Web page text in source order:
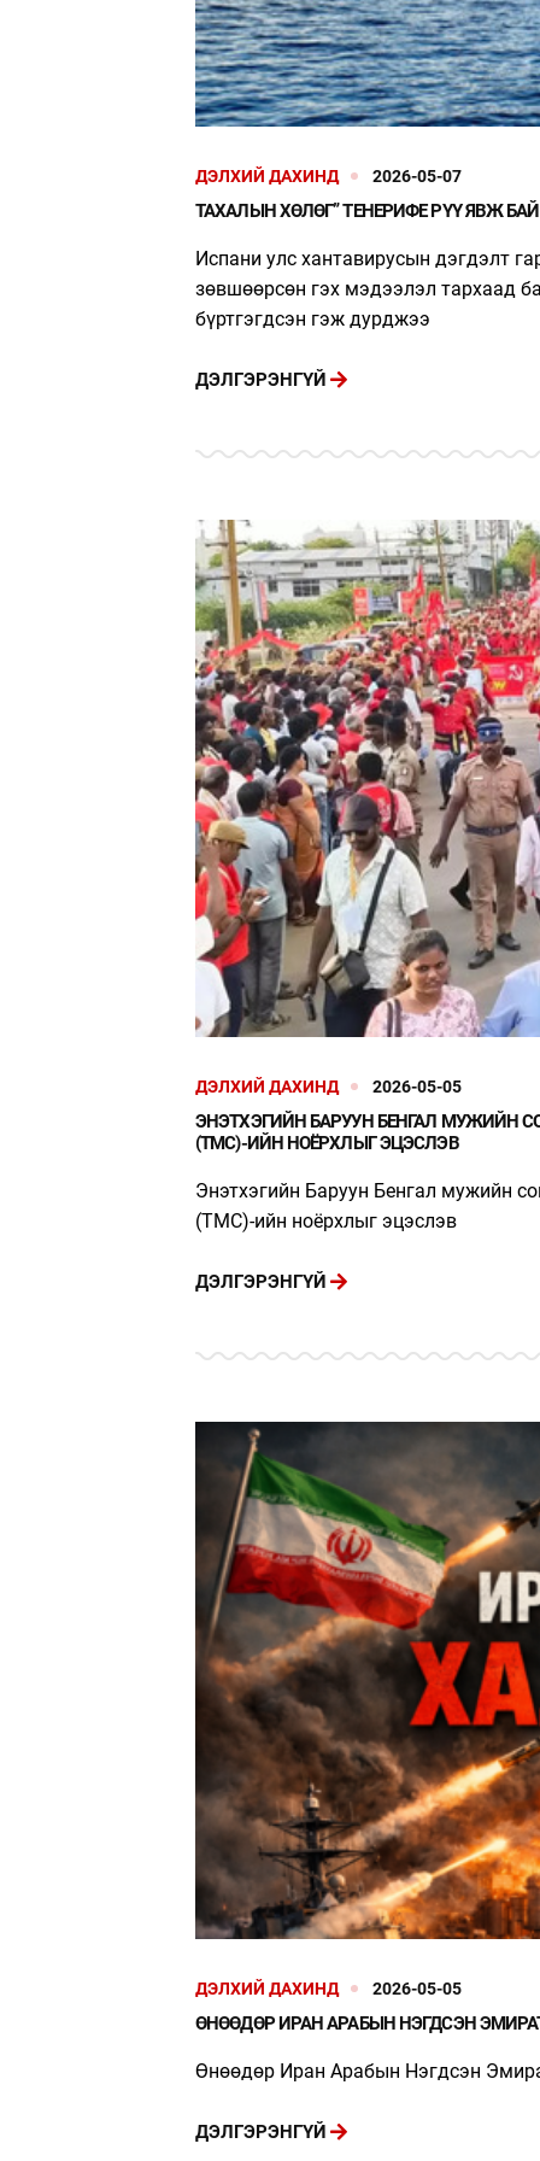
ДЭЛХИЙ ДАХИНД 2026-05-07
ТАХАЛЫН ХӨЛӨГ” ТЕНЕРИФЕ РҮҮ ЯВЖ
Испани улс хантавирусын дэгдэлт
зөвшөөрсөн гэх мэдээлэл тархаад
бүртгэгдсэн гэж дурджээ
ДЭЛГЭРЭНГҮЙ
ДЭЛХИЙ ДАХИНД 2026-05-05
ЭНЭТХЭГИЙН БАРУУН БЕНГАЛ МУЖИЙН
(TMC)-ИЙН НОЁРХЛЫГ ЭЦЭСЛЭВ
Энэтхэгийн Баруун Бенгал мужийн
(TMC)-ийн ноёрхлыг эцэслэв
ДЭЛГЭРЭНГҮЙ
ДЭЛХИЙ ДАХИНД 2026-05-05
ӨНӨӨДӨР ИРАН АРАБЫН НЭГДСЭН
Өнөөдөр Иран Арабын Нэгдсэн
ДЭЛГЭРЭНГҮЙ